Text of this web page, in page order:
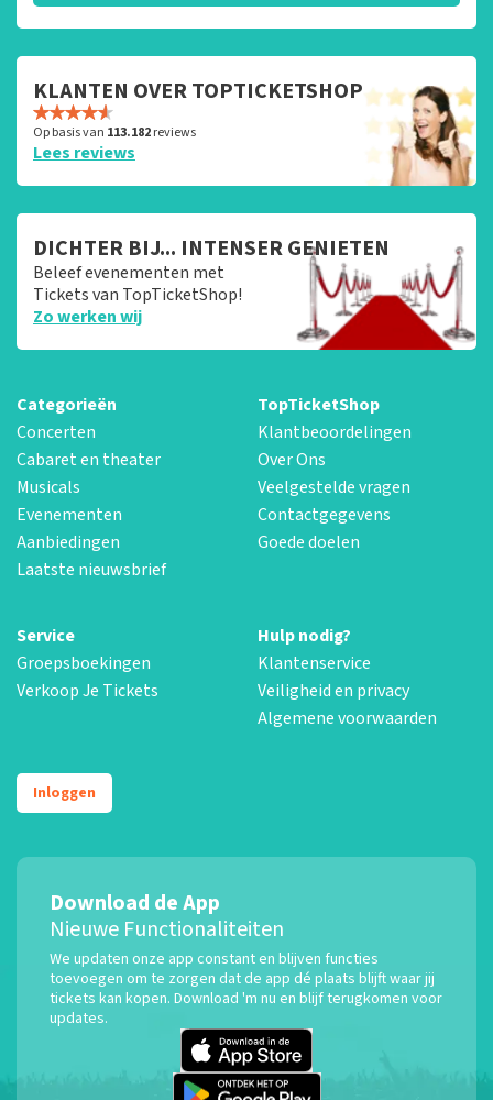
KLANTEN OVER TOPTICKETSHOP
Op basis van 113.182reviews
Lees reviews
DICHTER BIJ... INTENSER GENIETEN
Beleef evenementen met
Tickets van TopTicketShop!
Zo werken wij
Categorieën
Concerten
Cabaret en theater
Musicals
Evenementen
Aanbiedingen
Laatste nieuwsbrief
TopTicketShop
Klantbeoordelingen
Over Ons
Veelgestelde vragen
Contactgegevens
Goede doelen
Service
Groepsboekingen
Verkoop Je Tickets
Hulp nodig?
Klantenservice
Veiligheid en privacy
Algemene voorwaarden
Inloggen
Download de App
Nieuwe Functionaliteiten
We updaten onze app constant en blijven functies
toevoegen om te zorgen dat de app dé plaats blijft waar jij
tickets kan kopen. Download 'm nu en blijf terugkomen voor
updates.